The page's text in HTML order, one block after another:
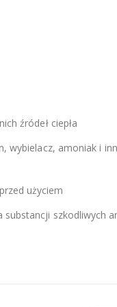
źródeł ciepła
amoniak i
użyciem
szkodliwych